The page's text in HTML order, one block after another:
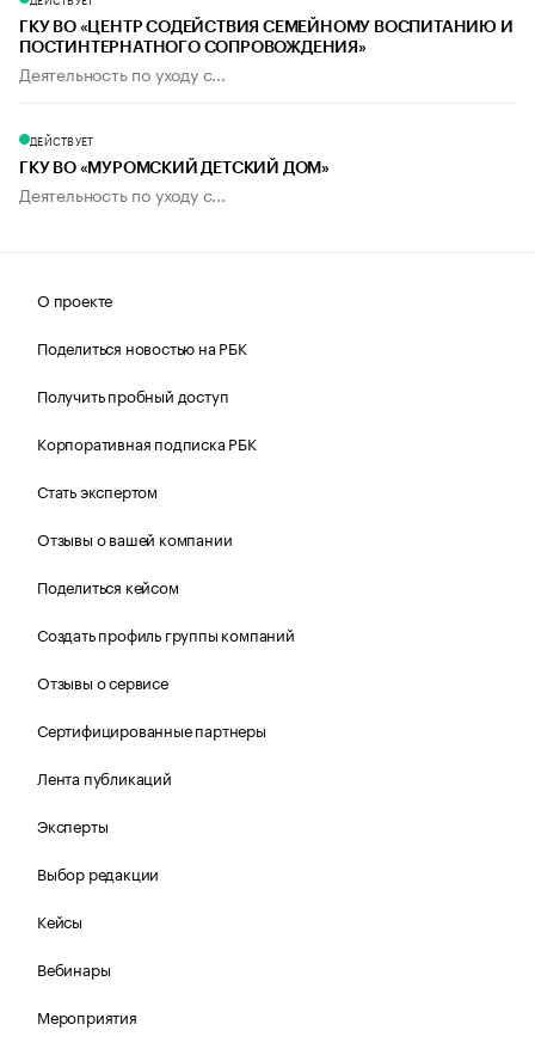
ГКУ ВО «ЦЕНТР СОДЕЙСТВИЯ СЕМЕЙНОМУ ВОСПИТАНИЮ И
ПОСТИНТЕРНАТНОГО СОПРОВОЖДЕНИЯ»
Деятельность по уходу с...
ДЕЙСТВУЕТ
ГКУ ВО «МУРОМСКИЙ ДЕТСКИЙ ДОМ»
Деятельность по уходу с...
О проекте
Поделиться новостью на РБК
Получить пробный доступ
Корпоративная подписка РБК
Стать экспертом
Отзывы о вашей компании
Поделиться кейсом
Создать профиль группы компаний
Отзывы о сервисе
Сертифицированные партнеры
Лента публикаций
Эксперты
Выбор редакции
Кейсы
Вебинары
Мероприятия